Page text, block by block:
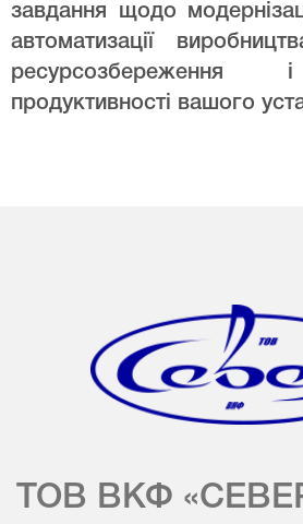
завдання щодо
автоматизації
ресурсозбереження
продуктивності вашого
ТОВ ВКФ